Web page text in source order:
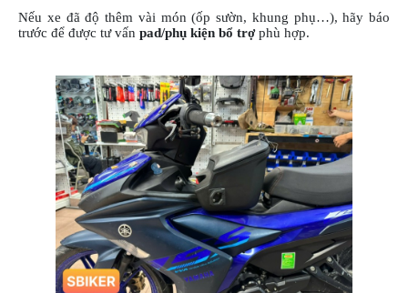
Nếu xe đã độ thêm vài món (ốp sườn, khung phụ…), hãy báo
trước để được tư vấn pad/phụ kiện bổ trợphù hợp.